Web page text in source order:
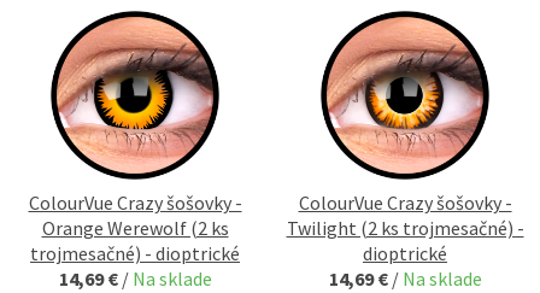
ColourVue Crazy šošovky -
Orange Werewolf (2 ks
trojmesačné) - dioptrické
14,69 € / Na sklade
ColourVue Crazy šošovky -
Twilight (2 ks trojmesačné) -
dioptrické
14,69 € / Na sklade